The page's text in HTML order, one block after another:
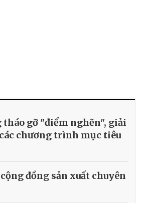
tháo gỡ "điểm nghẽn", giải
chương trình mục tiêu
đồng sản xuất chuyên